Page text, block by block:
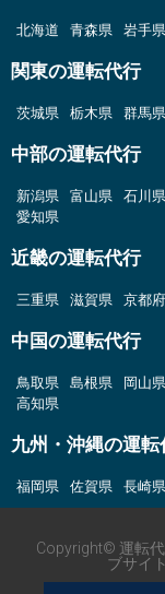
北海道 青森県 岩手県
関東の運転代行
茨城県 栃木県 群馬県
中部の運転代行
新潟県 富山県 石川県
愛知県
近畿の運転代行
三重県 滋賀県 京都府
中国の運転代行
鳥取県 島根県 岡山県
高知県
九州・沖縄の運転
福岡県 佐賀県 長崎県
Copyright© 運転
ブサイ